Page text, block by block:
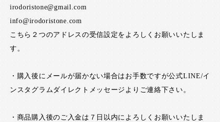
irodoristone@gmail.com
info@irodoristone.com
こちら２つのアドレスの受信設定をよろしくお願いいたしま
す。
・購入後にメールが届かない場合はお手数ですが公式LINE/イ
ンスタグラムダイレクトメッセージよりご連絡下さい。
・商品購入後のご入金は７日以内によろしくお願いいたしま